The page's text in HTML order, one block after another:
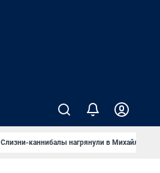
Слизни-каннибалы нагрянули в Михайлов